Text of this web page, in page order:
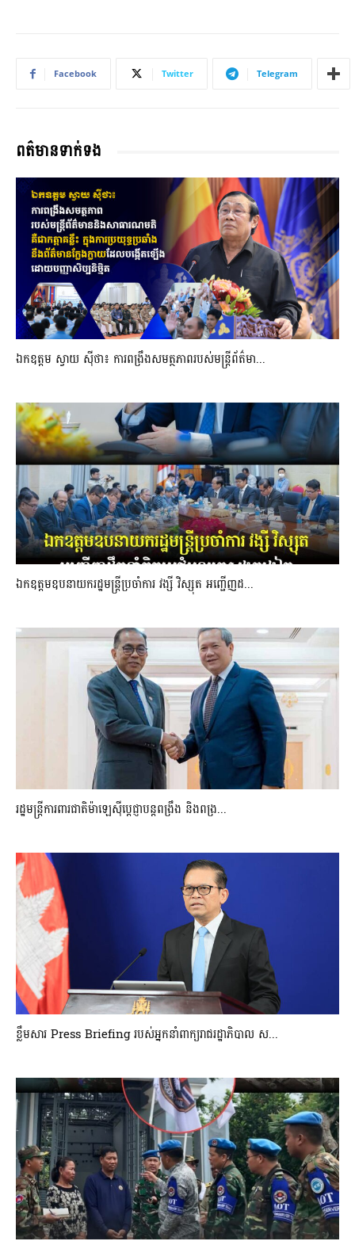
Facebook Twitter Telegram
ពត៌មានទាក់ទង
ឯកឧត្តម ស្វាយ ស៊ីថា៖ ការពង្រឹងសមត្ថភាពរបស់មន្ត្រីព័ត៌មា...
ឯកឧត្តមឧបនាយករដ្ឋមន្រ្តីប្រចាំការ វង្សី វិស្សុត អញ្ជើញដ...
រដ្ឋមន្ត្រីការពារជាតិម៉ាឡេស៊ីប្ដេជ្ញាបន្តពង្រឹង និងពង្រ...
ខ្លឹមសារ Press Briefing របស់អ្នកនាំពាក្យរាជរដ្ឋាភិបាល ស...